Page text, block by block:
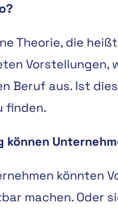
Theorie, die
Vorstellungen,
Beruf aus. Ist
finden.
können
könnten
machen. Oder